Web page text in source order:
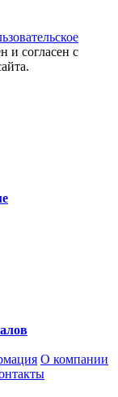
и согласен с
О компании